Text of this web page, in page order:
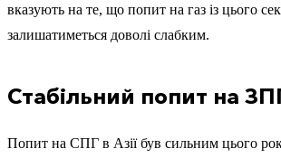
вказують на те, що попит на газ із цього
залишатиметься доволі слабким.
Стабільний попит на
Попит на СПГ в Азії був сильним цього